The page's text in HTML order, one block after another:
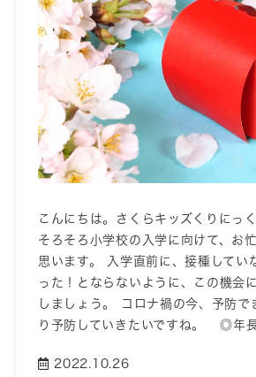
こんにちは。さくらキッズくりにっ
そろそろ小学校の入学に向けて、お
思います。 入学直前に、接種してい
った！とならないように、この機会
しましょう。 コロナ禍の今、予防で
り予防していきたいですね。 ◎年
2022.10.26